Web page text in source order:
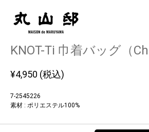
KNOT-Ti 巾着バッグ（
¥4,950 (税込)
7-2545226
素材 : ポリエステル100%